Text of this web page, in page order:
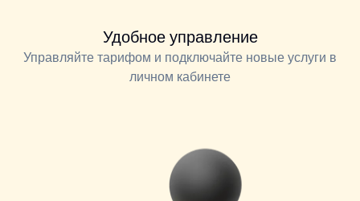
Удобное управление
Управляйте тарифом и подключайте новые услуги в
личном кабинете